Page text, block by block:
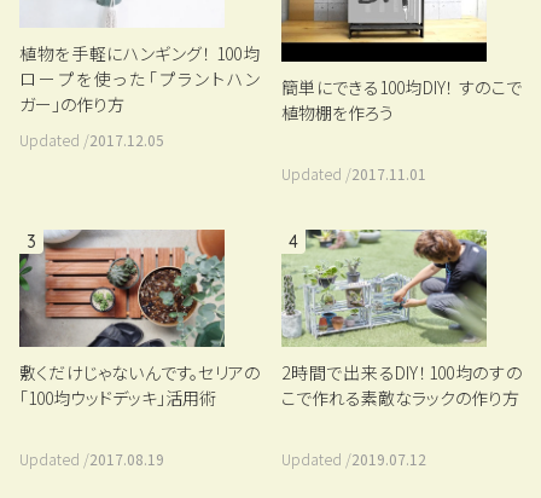
植物を手軽にハンギング！ 100均
ロープを使った「プラントハン
ガー」の作り方
Updated /2017.12.05
簡単にできる100均DIY！ すのこで
植物棚を作ろう
Updated /2017.11.01
3
敷くだけじゃないんです。セリアの
「100均ウッドデッキ」活用術
Updated /2017.08.19
4
2時間で出来るDIY！100均のすの
こで作れる素敵なラックの作り方
Updated /2019.07.12